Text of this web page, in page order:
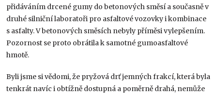
přidáváním drcené gumy do betonových směsí a současně v
druhé silniční laboratoři pro asfaltové vozovky i kombinace
s asfalty. V betonových směsích nebyly příměsi vylepšením.
Pozornost se proto obrátila k samotné gumoasfaltové
hmotě.
Byli jsme si vědomi, že pryžová drť jemných frakcí, která byla
tenkrát navíc i obtížně dostupná a poměrně drahá, nemůže